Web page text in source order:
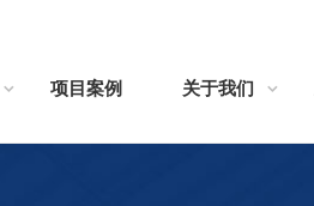
项目案例 关于我们